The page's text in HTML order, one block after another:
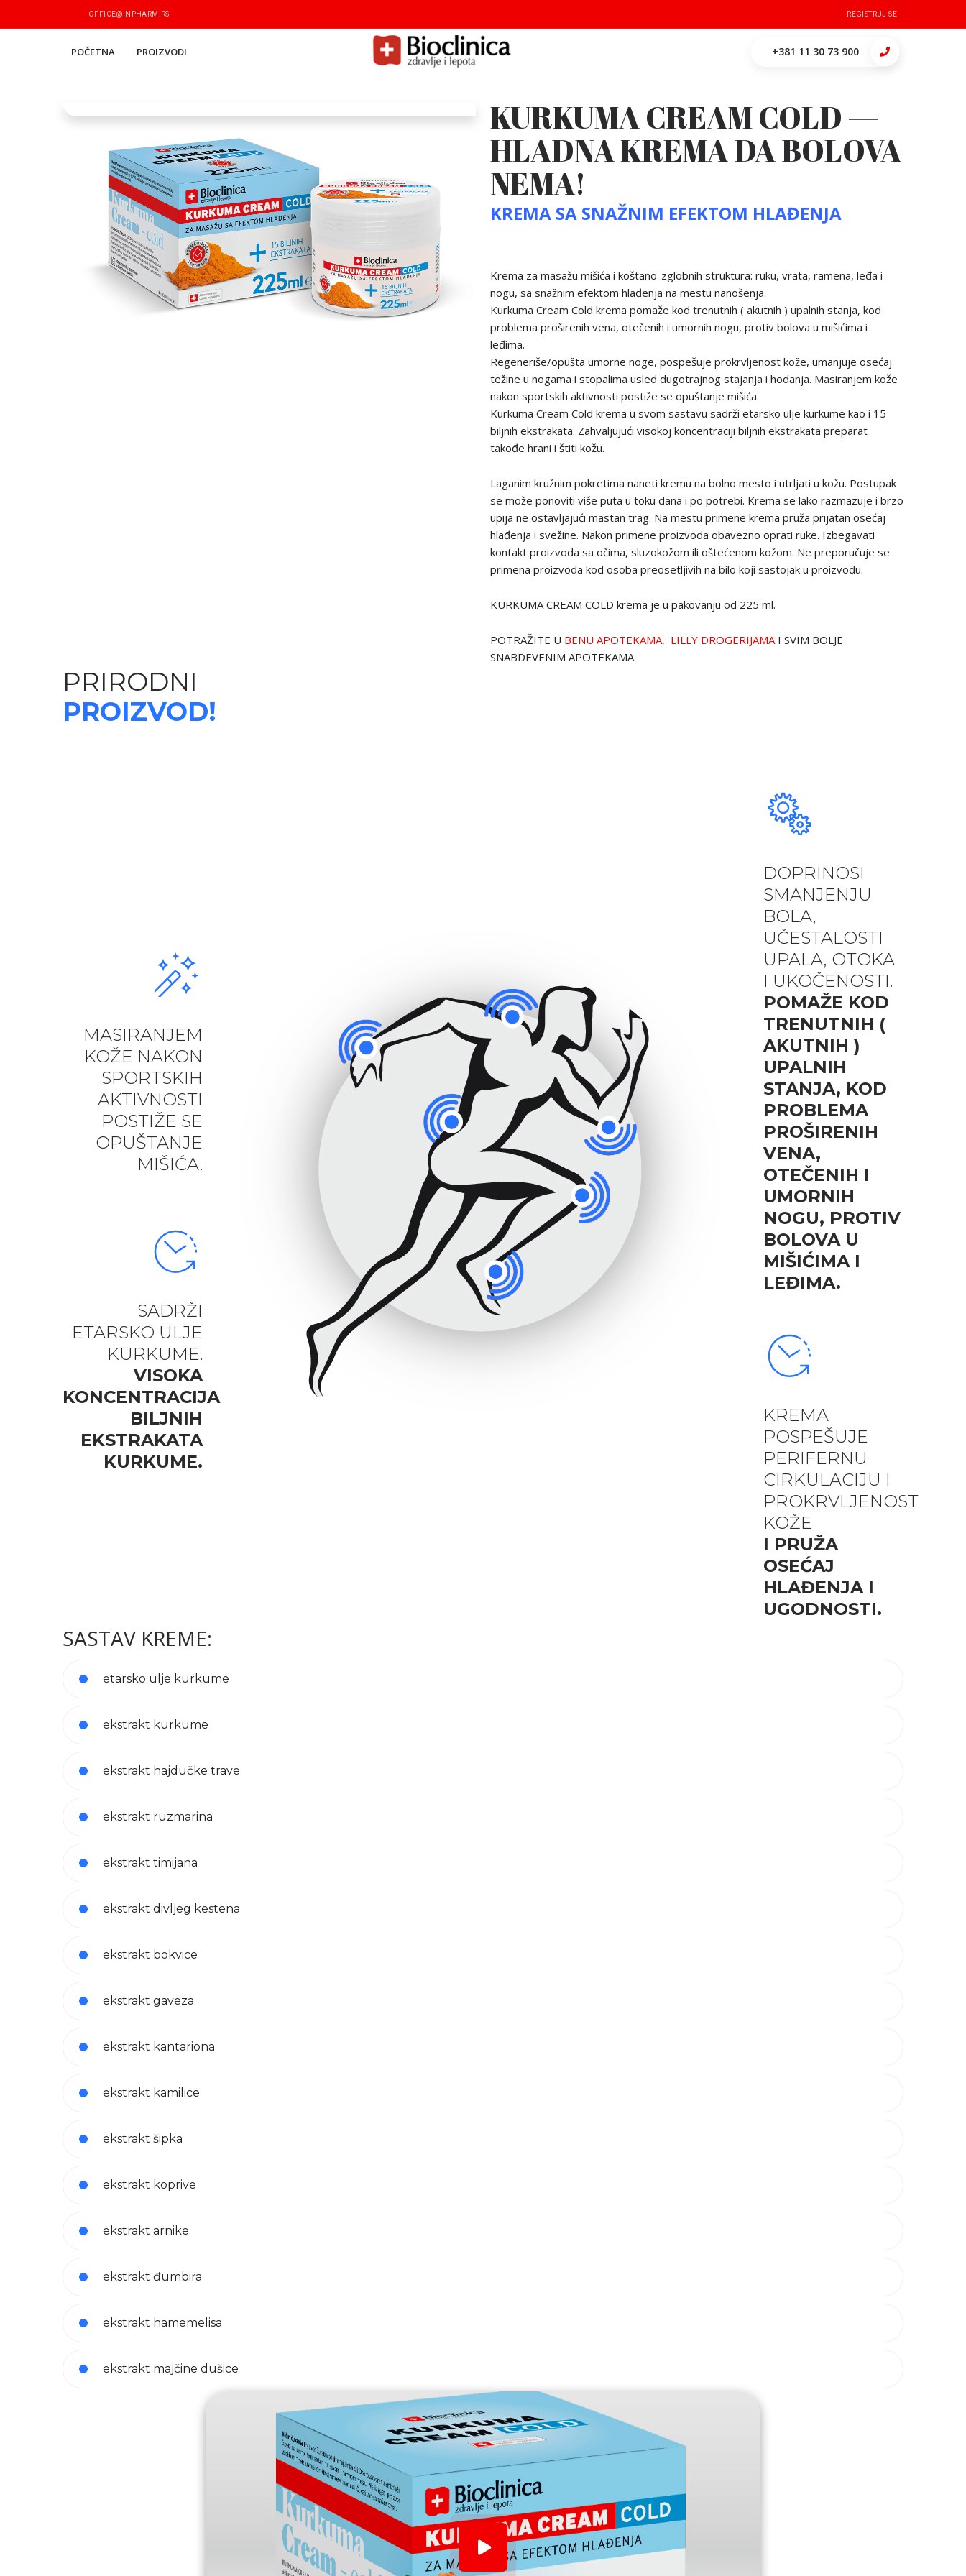
OFFICE@INPHARM.RS REGISTRUJ SE
POČETNA PROIZVODI +381 11 30 73 900
KURKUMA CREAM COLD —
HLADNA KREMA DA BOLOVA
NEMA!
KREMA SA SNAŽNIM EFEKTOM HLAĐENJA
Krema za masažu mišića i koštano-zglobnih struktura: ruku, vrata, ramena, leđa i
nogu, sa snažnim efektom hlađenja na mestu nanošenja.
Kurkuma Cream Cold krema pomaže kod trenutnih ( akutnih ) upalnih stanja, kod
problema proširenih vena, otečenih i umornih nogu, protiv bolova u mišićima i
leđima.
Regeneriše/opušta umorne noge, pospešuje prokrvljenost kože, umanjuje osećaj
težine u nogama i stopalima usled dugotrajnog stajanja i hodanja. Masiranjem kože
nakon sportskih aktivnosti postiže se opuštanje mišića.
Kurkuma Cream Cold krema u svom sastavu sadrži etarsko ulje kurkume kao i 15
biljnih ekstrakata. Zahvaljujući visokoj koncentraciji biljnih ekstrakata preparat
takođe hrani i štiti kožu.
Laganim kružnim pokretima naneti kremu na bolno mesto i utrljati u kožu. Postupak
se može ponoviti više puta u toku dana i po potrebi. Krema se lako razmazuje i brzo
upija ne ostavljajući mastan trag. Na mestu primene krema pruža prijatan osećaj
hlađenja i svežine. Nakon primene proizvoda obavezno oprati ruke. Izbegavati
kontakt proizvoda sa očima, sluzokožom ili oštećenom kožom. Ne preporučuje se
primena proizvoda kod osoba preosetljivih na bilo koji sastojak u proizvodu.
KURKUMA CREAM COLD krema je u pakovanju od 225 ml.
POTRAŽITE U BENU APOTEKAMA, LILLY DROGERIJAMAI SVIM BOLJE
SNABDEVENIM APOTEKAMA.
PRIRODNI
PROIZVOD!
MASIRANJEM
KOŽE NAKON
SPORTSKIH
AKTIVNOSTI
POSTIŽE SE
OPUŠTANJE
MIŠIĆA.
SADRŽI
ETARSKO ULJE
KURKUME.
VISOKA
KONCENTRACIJA
BILJNIH
EKSTRAKATA
KURKUME.
DOPRINOSI
SMANJENJU
BOLA,
UČESTALOSTI
UPALA, OTOKA
I UKOČENOSTI.
POMAŽE KOD
TRENUTNIH (
AKUTNIH )
UPALNIH
STANJA, KOD
PROBLEMA
PROŠIRENIH
VENA,
OTEČENIH I
UMORNIH
NOGU, PROTIV
BOLOVA U
MIŠIĆIMA I
LEĐIMA.
KREMA
POSPEŠUJE
PERIFERNU
CIRKULACIJU I
PROKRVLJENOST
KOŽE
I PRUŽA
OSEĆAJ
HLAĐENJA I
UGODNOSTI.
SASTAV KREME:
etarsko ulje kurkume
ekstrakt kurkume
ekstrakt hajdučke trave
ekstrakt ruzmarina
ekstrakt timijana
ekstrakt divljeg kestena
ekstrakt bokvice
ekstrakt gaveza
ekstrakt kantariona
ekstrakt kamilice
ekstrakt šipka
ekstrakt koprive
ekstrakt arnike
ekstrakt đumbira
ekstrakt hamemelisa
ekstrakt majčine dušice